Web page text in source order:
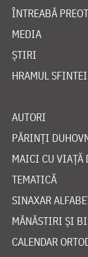
ÎNTREABĂ
MEDIA
ȘTIRI
HRAMUL
AUTORI
PĂRINȚI
MAICI CU VIAȚĂ
TEMATICĂ
SINAXAR
MĂNĂSTIRI ȘI
CALENDAR